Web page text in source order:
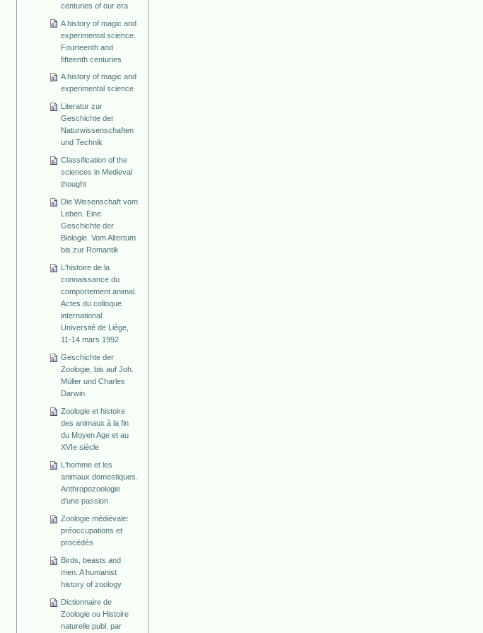
centuries of our era
A history of magic and
experimental science.
Fourteenth and
fifteenth centuries
A history of magic and
experimental science
Literatur zur
Geschichte der
Naturwissenschaften
und Technik
Classification of the
sciences in Medieval
thought
Die Wissenschaft vom
Leben. Eine
Geschichte der
Biologie. Vom Altertum
bis zur Romantik
L'histoire de la
connaissance du
comportement animal.
Actes du colloque
international.
Université de Liège,
11-14 mars 1992
Geschichte der
Zoologie, bis auf Joh.
Müller und Charles
Darwin
Zoologie et histoire
des animaux à la fin
du Moyen Age et au
XVIe siècle
L'homme et les
animaux domestiques.
Anthropozoologie
d'une passion
Zoologie médiévale:
préoccupations et
procédés
Birds, beasts and
men: A humanist
history of zoology
Dictionnaire de
Zoologie ou Histoire
naturelle publ. par